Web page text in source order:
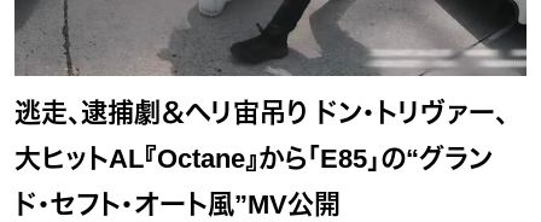
逃走、逮捕劇＆ヘリ宙吊り ドン・トリヴァー、
大ヒットAL『Octane』から「E85」の“グラン
ド・セフト・オート風”MV公開